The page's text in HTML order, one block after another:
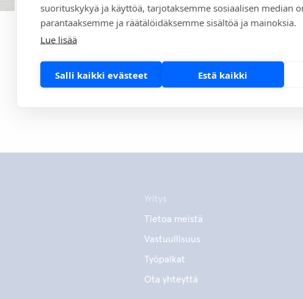
suorituskykyä ja käyttöä, tarjotaksemme sosiaalisen median
parantaaksemme ja räätälöidäksemme sisältöä ja mainoksia.
Lue lisää
Salli kaikki evästeet Estä kaikki
Yritys
Tietoa meistä
Vastuullisuus
Työpaikat
Ota yhteyttä